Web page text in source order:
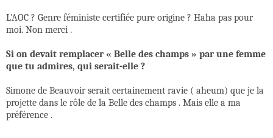
L'AOC ? Genre féministe certifiée pure origine ? Haha pas pour
moi. Non merci .
Si on devait remplacer « Belle des champs » par une femme
que tu admires, qui serait-elle ?
Simone de Beauvoir serait certainement ravie ( aheum) que je la
projette dans le rôle de la Belle des champs . Mais elle a ma
préférence .